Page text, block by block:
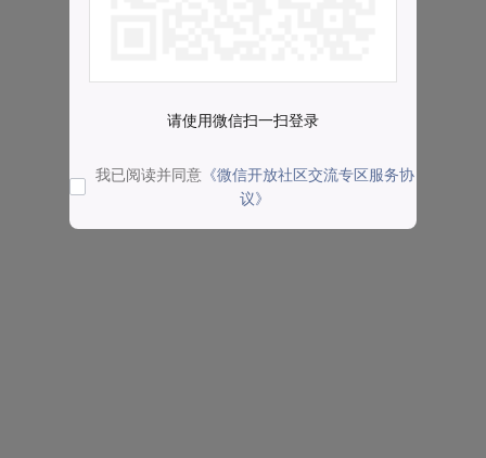
请使用微信扫一扫登录
我已阅读并同意 《微信开放社区交流专区服务协
议》